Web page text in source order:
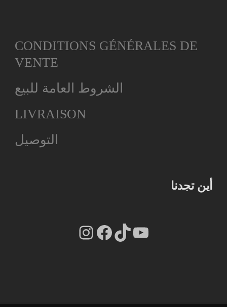
CONDITIONS GÉNÉRALES DE
VENTE
الشروط العامة للبيع
LIVRAISON
التوصيل
أين تجدنا
Instagram
Facebook
TikTok
YouTube